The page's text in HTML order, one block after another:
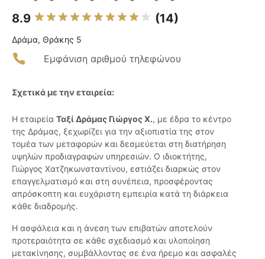
8.9 (14)
Δράμα, Θράκης 5
Εμφάνιση αριθμού τηλεφώνου
Σχετικά με την εταιρεία:
Η εταιρεία Ταξί Δράμας Γιώργος Χ., με έδρα το κέντρο
της Δράμας, ξεχωρίζει για την αξιοπιστία της στον
τομέα των μεταφορών και δεσμεύεται στη διατήρηση
υψηλών προδιαγραφών υπηρεσιών. Ο ιδιοκτήτης,
Γιώργος Χατζηκωνσταντίνου, εστιάζει διαρκώς στον
επαγγελματισμό και στη συνέπεια, προσφέροντας
απρόσκοπτη και ευχάριστη εμπειρία κατά τη διάρκεια
κάθε διαδρομής.
Η ασφάλεια και η άνεση των επιβατών αποτελούν
προτεραιότητα σε κάθε σχεδιασμό και υλοποίηση
μετακίνησης, συμβάλλοντας σε ένα ήρεμο και ασφαλές